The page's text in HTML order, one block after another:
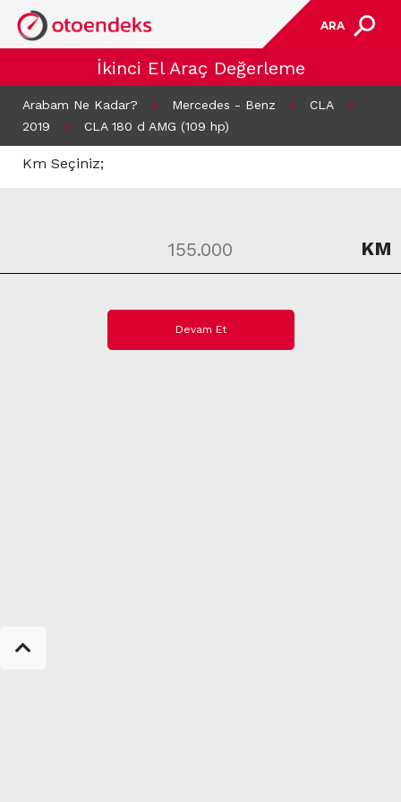
ARA
İkinci El Araç Değerleme
Arabam Ne Kadar? > Mercedes - Benz > CLA
>
2019
> CLA 180 d AMG (109 hp)
Km Seçiniz;
KM
Devam Et